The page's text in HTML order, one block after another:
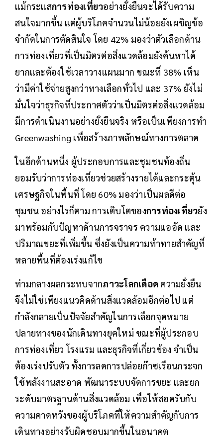
แม้กระแสการท่องเที่ยวอย่างยั่งยืนจะได้รับความ
สนใจมากขึ้น แต่ผู้บริโภคจำนวนไม่น้อยยังเผชิญข้อ
จำกัดในการตัดสินใจ โดย 42% มองว่าตัวเลือกด้าน
การท่องเที่ยวที่เป็นมิตรต่อสิ่งแวดล้อมยังค้นหาได้
ยากและต้องใช้เวลาวางแผนมาก ขณะที่ 38% เห็น
ว่ามีค่าใช้จ่ายสูงกว่าทางเลือกทั่วไป และ 37% ยังไม่
มั่นใจว่าธุรกิจที่ประกาศตัวว่าเป็นมิตรต่อสิ่งแวดล้อม
มีการดำเนินงานอย่างยั่งยืนจริง หรือเป็นเพียงการทำ
Greenwashing เพื่อสร้างภาพลักษณ์ทางการตลาด
ในอีกด้านหนึ่ง ผู้ประกอบการและชุมชนท้องถิ่น
ยอมรับว่าการท่องเที่ยวช่วยสร้างรายได้และกระตุ้น
เศรษฐกิจในพื้นที่ โดย 60% มองว่าเป็นผลดีต่อ
ชุมชน อย่างไรก็ตาม การเติบโตของการท่องเที่ยวยัง
มาพร้อมกับปัญหาด้านการจราจร ความแออัด และ
ปริมาณขยะที่เพิ่มขึ้น ซึ่งยังเป็นความท้าทายสำคัญที่
หลายพื้นที่ต้องเร่งแก้ไข
ท่ามกลางผลกระทบจากภาวะโลกเดือด ความยั่งยืน
จึงไม่ใช่เพียงแนวคิดด้านสิ่งแวดล้อมอีกต่อไป แต่
กำลังกลายเป็นปัจจัยสำคัญในการเลือกจุดหมาย
ปลายทางของนักเดินทางยุคใหม่ ขณะที่ผู้ประกอบ
การท่องเที่ยว โรงแรม และธุรกิจที่เกี่ยวข้อง จำเป็น
ต้องเร่งปรับตัว ทั้งการลดการปล่อยก๊าซเรือนกระจก
ใช้พลังงานสะอาด พัฒนาระบบจัดการขยะ และยก
ระดับมาตรฐานด้านสิ่งแวดล้อม เพื่อให้สอดรับกับ
ความคาดหวังของผู้บริโภคที่ให้ความสำคัญกับการ
เดินทางอย่างรับผิดชอบมากขึ้นในอนาคต